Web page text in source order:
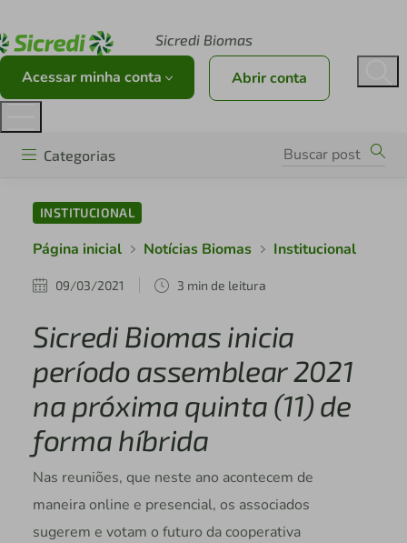
Sicredi Biomas
Acessar minha conta Abrir conta
Categorias
INSTITUCIONAL
Página inicial Notícias Biomas Institucional
09/03/2021 3 min de leitura
Sicredi Biomas inicia
período assemblear 2021
na próxima quinta (11) de
forma híbrida
Nas reuniões, que neste ano acontecem de
maneira online e presencial, os associados
sugerem e votam o futuro da cooperativa